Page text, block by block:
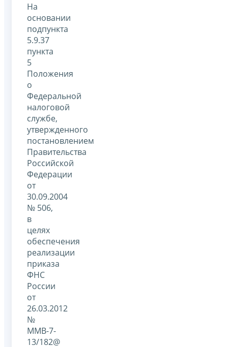
На
основании
подпункта
5.9.37
пункта
5
Положения
о
Федеральной
налоговой
службе,
утвержденного
постановлением
Правительства
Российской
Федерации
от
30.09.2004
№ 506,
в
целях
обеспечения
реализации
приказа
ФНС
России
от
26.03.2012
№
ММВ-7-
13/182@